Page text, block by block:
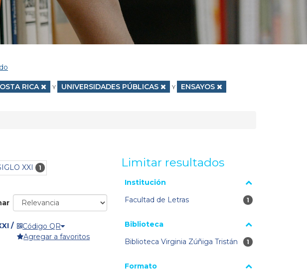
filtro
RICA Y Eliminar filtro
UNIVERSIDADES PÚBLICAS Y Eliminar filtro
ENSAYOS
XXI 1
/
Código QR
Agregar a favoritos
Limitar resultados
La página se volverá a cargar cuando se seleccione o
Institución
Facultad de Letras
1 resultados
1
Biblioteca
Biblioteca Virginia Zúñiga Tristán
1 resultados
1
Formato